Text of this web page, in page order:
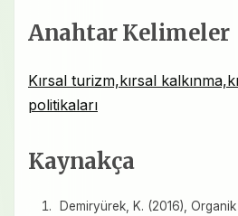
Anahtar Kelimeler
Kırsal turizm,kırsal
politikaları
Kaynakça
Demiryürek, K. (2016),